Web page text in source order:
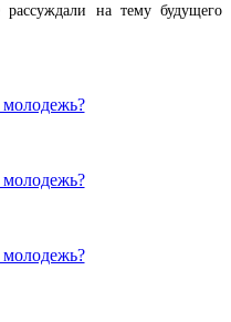
на тему будущего